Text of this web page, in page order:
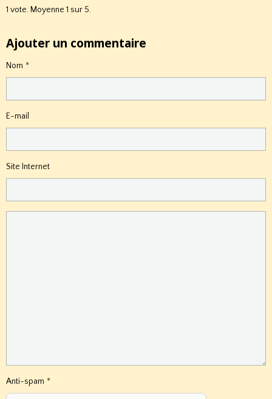
1 vote. Moyenne 1 sur 5.
Ajouter un commentaire
Nom
E-mail
Site Internet
Anti-spam